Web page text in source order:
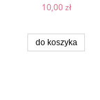
10,00 zł
do koszyka